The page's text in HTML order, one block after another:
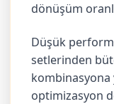
dönüşüm
Düşük
setlerinden
kombinasyona
optimizasyon